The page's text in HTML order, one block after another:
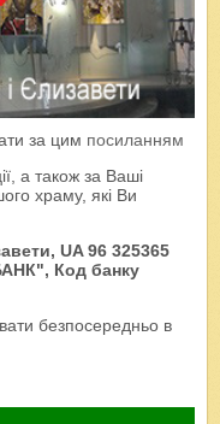
за цим посиланням
а також за Ваші
храму, які Ви
UA 96 325365
Код банку
безпосередньо в